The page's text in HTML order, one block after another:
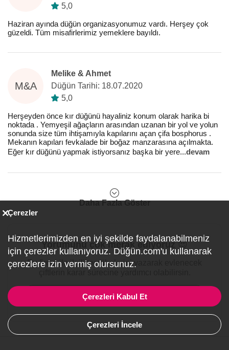
5,0
Haziran ayında düğün organizasyonumuz vardı. Herşey çok
güzeldi. Tüm misafirlerimiz yemeklere bayıldı.
M&A
Melike & Ahmet
Düğün Tarihi: 18.07.2020
5,0
Herşeyden önce kır düğünü hayaliniz konum olarak harika bi
noktada . Yemyeşil ağaçların arasından uzanan bir yol ve yolun
sonunda size tüm ihtişamıyla kapılarını açan çifa bosphorus .
Mekanın kapıları fevkalade bir boğaz manzarasına açılmakta.
Eğer kır düğünü yapmak istiyorsanız başka bir yere...devam
Daha Fazla Göster
Yorumunu çok merak ediyoruz 😍
Bu firma ile ilgili tecrübelerini yazarak evlenecek
Yorum Yaz
Çerezler
Hizmetlerimizden en iyi şekilde faydalanabilmeniz
için çerezler kullanıyoruz. Düğün.com'u kullanarak
çerezlere izin vermiş olursunuz.
Çerezleri Kabul Et
Çerezleri İncele